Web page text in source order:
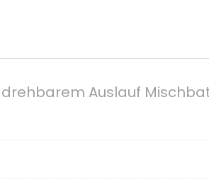
Auslauf